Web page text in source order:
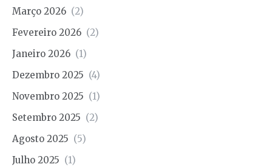
Março 2026 (2)
Fevereiro 2026 (2)
Janeiro 2026 (1)
Dezembro 2025 (4)
Novembro 2025 (1)
Setembro 2025 (2)
Agosto 2025 (5)
Julho 2025 (1)